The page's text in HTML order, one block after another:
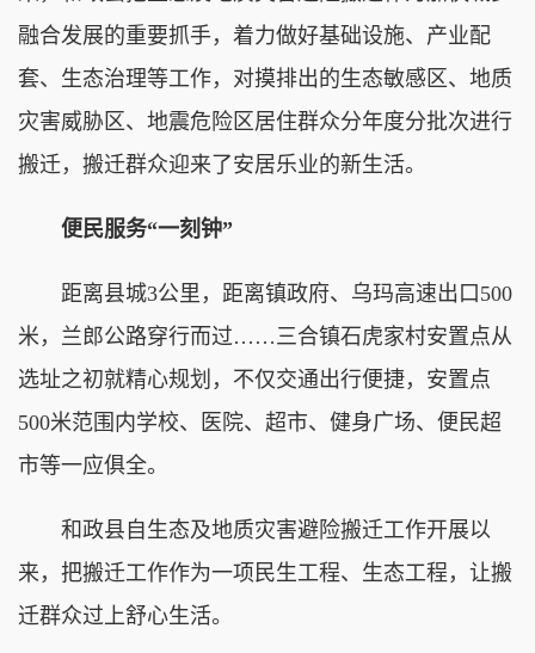
融合发展的重要抓手，着力做好基础设施、产业配
套、生态治理等工作，对摸排出的生态敏感区、地质
灾害威胁区、地震危险区居住群众分年度分批次进行
搬迁，搬迁群众迎来了安居乐业的新生活。
便民服务“一刻钟”
距离县城3公里，距离镇政府、乌玛高速出口500
米，兰郎公路穿行而过……三合镇石虎家村安置点从
选址之初就精心规划，不仅交通出行便捷，安置点
500米范围内学校、医院、超市、健身广场、便民超
市等一应俱全。
和政县自生态及地质灾害避险搬迁工作开展以
来，把搬迁工作作为一项民生工程、生态工程，让搬
迁群众过上舒心生活。